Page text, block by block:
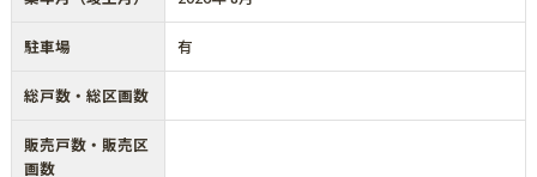
駐車場 有
総戸数・総区画数
販売戸数・販売区
画数